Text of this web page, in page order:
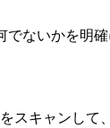
ないかを明確
スキャンして、